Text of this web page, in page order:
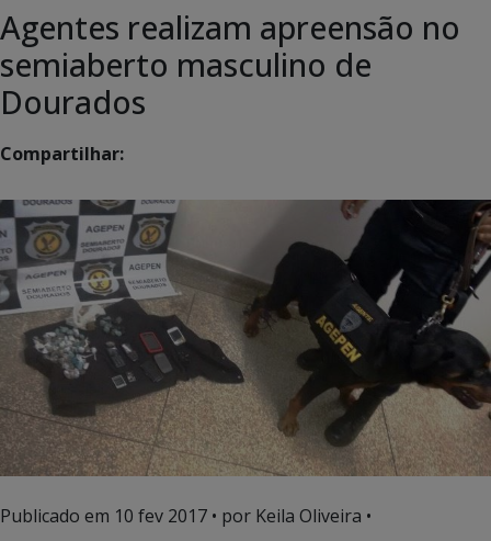
Agentes realizam apreensão no
semiaberto masculino de
Dourados
Compartilhar:
Publicado em 10 fev 2017 • por Keila Oliveira •